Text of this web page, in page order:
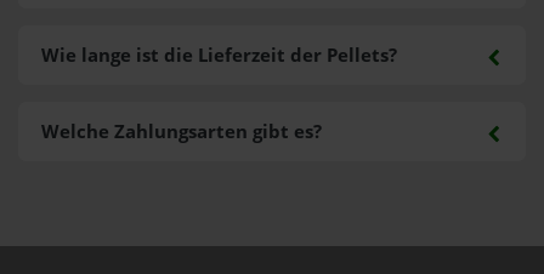
Welche Zahlungsarten gibt es?
Wie lange ist die Lieferzeit der Pellets?